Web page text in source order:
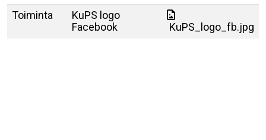
Toiminta
KuPS logo
Facebook
KuPS_logo_fb.jpg